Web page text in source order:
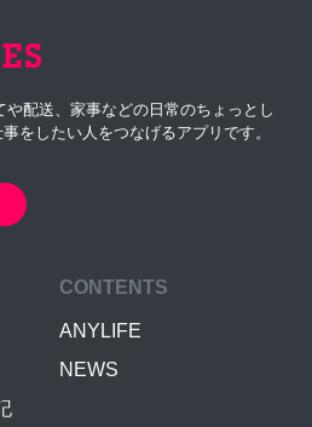
配送、家事などの日常のちょっとし
をしたい人をつなげるアプリです。
CONTENTS
ANYLIFE
NEWS